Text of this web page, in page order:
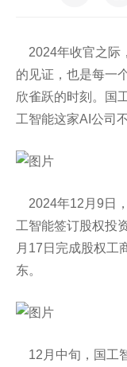
2024年收官之际
的见证，也是每一
欣雀跃的时刻。国
工智能这家AI公司
2024年12月9日
工智能签订股权投
月17日完成股权工
东。
12月中旬，国工